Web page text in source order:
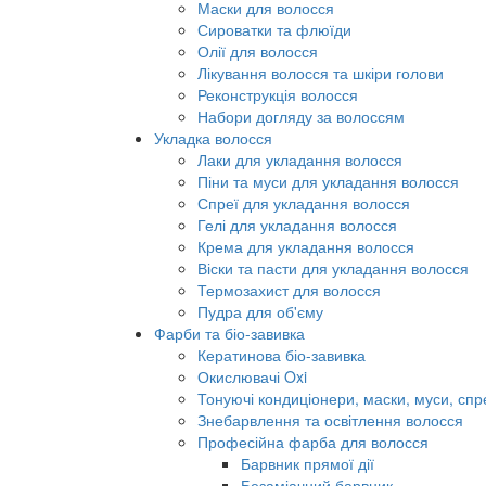
Маски для волосся
Сироватки та флюїди
Олії для волосся
Лікування волосся та шкіри голови
Реконструкція волосся
Набори догляду за волоссям
Укладка волосся
Лаки для укладання волосся
Піни та муси для укладання волосся
Спреї для укладання волосся
Гелі для укладання волосся
Крема для укладання волосся
Віски та пасти для укладання волосся
Термозахист для волосся
Пудра для об'єму
Фарби та біо-завивка
Кератинова біо-завивка
Окислювачі Oxi
Тонуючі кондиціонери, маски, муси,
Знебарвлення та освітлення волосся
Професійна фарба для волосся
Барвник прямої дії